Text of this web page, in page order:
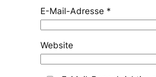
E-Mail-Adresse *
Website